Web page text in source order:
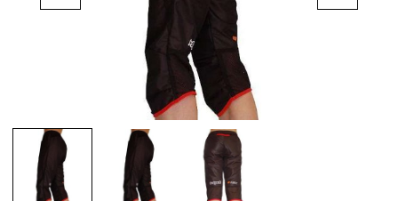
OL Karten
Über uns
Team
Kontakt